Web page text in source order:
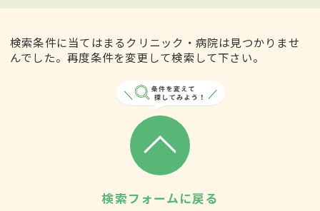
検索条件に当てはまるクリニック・病院は見つかりませ
んでした。再度条件を変更して検索して下さい。
検索フォームに戻る